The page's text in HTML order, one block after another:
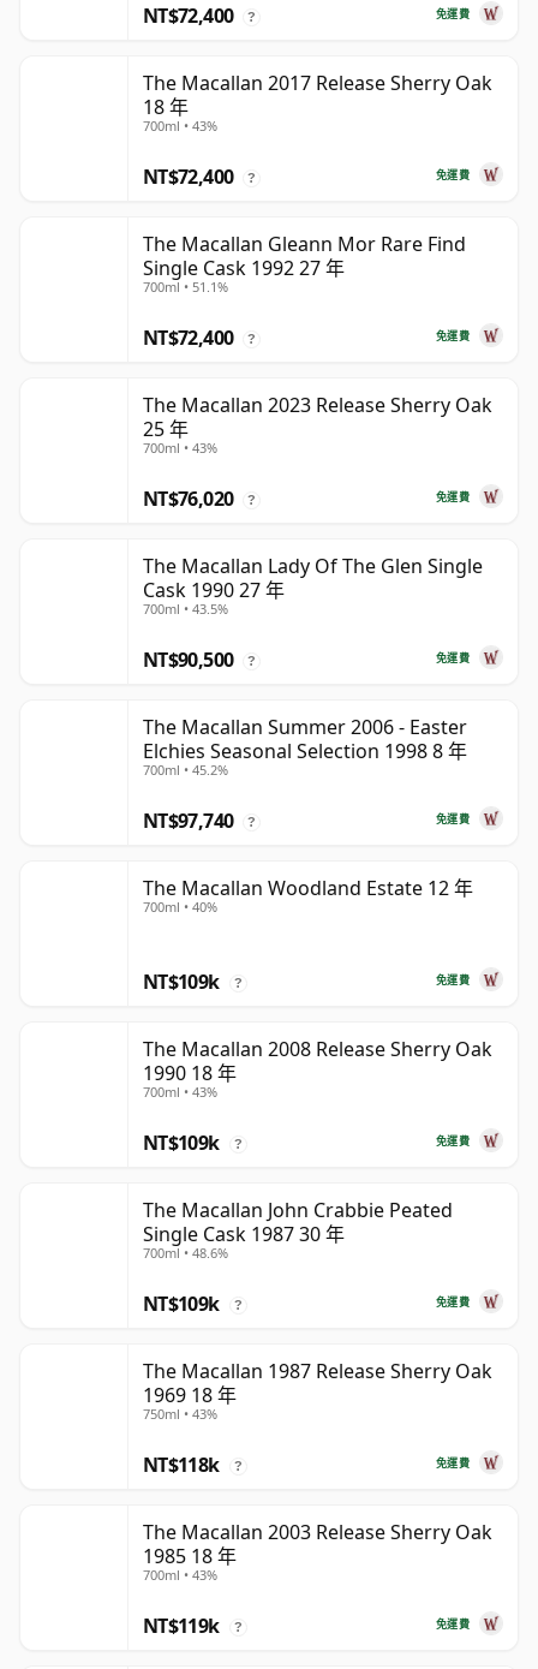
免運費
NT$72,400 ?
The Macallan 2017 Release Sherry Oak
18 年
700ml • 43%
免運費
NT$72,400 ?
The Macallan Gleann Mor Rare Find
Single Cask 1992 27 年
700ml • 51.1%
免運費
NT$72,400 ?
The Macallan 2023 Release Sherry Oak
25 年
700ml • 43%
免運費
NT$76,020 ?
The Macallan Lady Of The Glen Single
Cask 1990 27 年
700ml • 43.5%
免運費
NT$90,500 ?
The Macallan Summer 2006 - Easter
Elchies Seasonal Selection 1998 8 年
700ml • 45.2%
免運費
NT$97,740 ?
The Macallan Woodland Estate 12 年
700ml • 40%
免運費
NT$109k ?
The Macallan 2008 Release Sherry Oak
1990 18 年
700ml • 43%
免運費
NT$109k ?
The Macallan John Crabbie Peated
Single Cask 1987 30 年
700ml • 48.6%
免運費
NT$109k ?
The Macallan 1987 Release Sherry Oak
1969 18 年
750ml • 43%
免運費
NT$118k ?
The Macallan 2003 Release Sherry Oak
1985 18 年
700ml • 43%
免運費
NT$119k ?